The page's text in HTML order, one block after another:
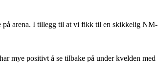
på arena. I tillegg til at vi fikk til en skikkelig
mye positivt å se tilbake på under kvelden